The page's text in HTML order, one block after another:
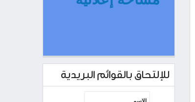
للإلتحاق بالقوائم البريدية